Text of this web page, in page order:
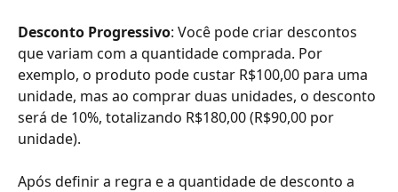
Desconto Progressivo: Você pode criar descontos
que variam com a quantidade comprada. Por
exemplo, o produto pode custar R$100,00 para uma
unidade, mas ao comprar duas unidades, o desconto
será de 10%, totalizando R$180,00 (R$90,00 por
unidade).
Após definir a regra e a quantidade de desconto a